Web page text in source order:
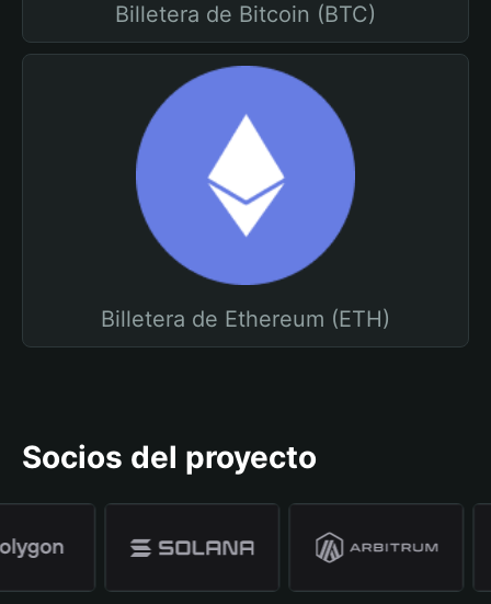
Billetera de Bitcoin (BTC)
Billetera de Ethereum (ETH)
Socios del proyecto